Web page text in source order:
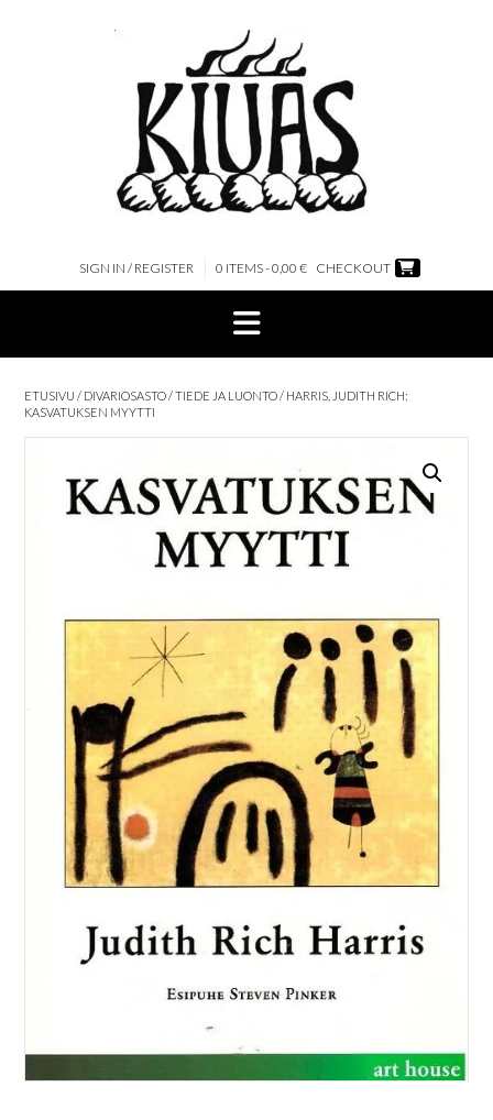
SIGN IN / REGISTER 0 ITEMS - 0,00 € CHECKOUT
ETUSIVU / DIVARIOSASTO/TIEDE JA LUONTO/ HARRIS, JUDITH RICH:
KASVATUKSEN MYYTTI